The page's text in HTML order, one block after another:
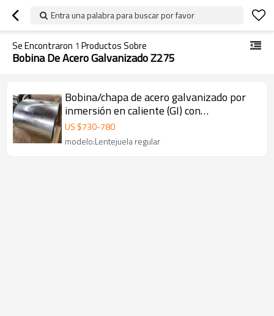
Entra una palabra para buscar por favor
Se Encontraron 1 Productos Sobre
Bobina De Acero Galvanizado Z275
Bobina/chapa de acero galvanizado por
inmersión en caliente (GI) con
revestimiento regular MESCO
US $730-780
modelo:Lentejuela regular